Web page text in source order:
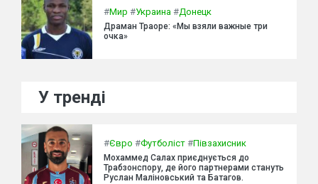
#Мир #Украина #Донецк
Драман Траоре: «Мы взяли важные три
очка»
У тренді
#Євро #Футболіст #Півзахисник
Мохаммед Салах приєднується до
Трабзонспору, де його партнерами стануть
Руслан Маліновський та Батагов.